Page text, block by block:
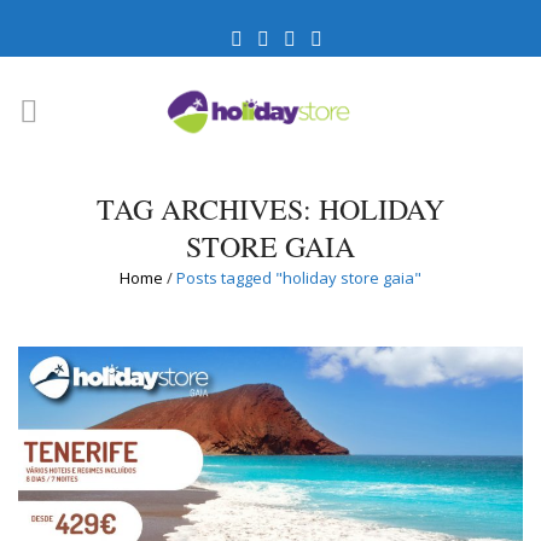
TAG ARCHIVES: HOLIDAY
STORE GAIA
Home /Posts tagged "holiday store gaia"